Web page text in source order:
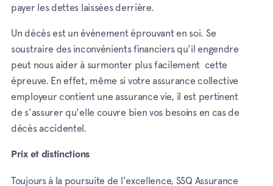
payer les dettes laissées derrière.
Un décès est un événement éprouvant en soi. Se
soustraire des inconvénients financiers qu'il engendre
peut nous aider à surmonter plus facilement cette
épreuve. En effet, même si votre assurance collective
employeur contient une assurance vie, il est pertinent
de s'assurer qu'elle couvre bien vos besoins en cas de
décès accidentel.
Prix et distinctions
Toujours à la poursuite de l'excellence, SSQ Assurance